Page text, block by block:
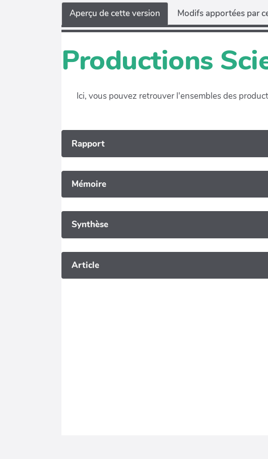
Aperçu de cette version Modifs apportées par